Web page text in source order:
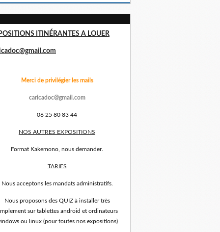
ITINÉRANTES A LOUER
Merci de privilégier les mails
caricadoc@gmail.com
06 25 80 83 44
NOS AUTRES EXPOSITIONS
Format Kakemono, nous demander.
TARIFS
Nous acceptons les mandats administratifs.
Nous proposons des QUIZ à installer très
sur tablettes android et ordinateurs
ou linux (pour toutes nos expositions)